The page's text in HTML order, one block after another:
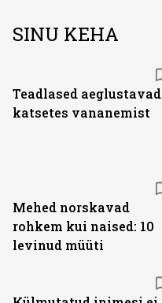
SINU KEHA
Teadlased aeglustavad
katsetes vananemist
Mehed norskavad
rohkem kui naised: 10
levinud müüti